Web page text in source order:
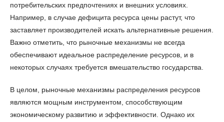
потребительских предпочтениях и внешних условиях.
Например, в случае дефицита ресурса цены растут, что
заставляет производителей искать альтернативные решения.
Важно отметить, что рыночные механизмы не всегда
обеспечивают идеальное распределение ресурсов, и в
некоторых случаях требуется вмешательство государства.
В целом, рыночные механизмы распределения ресурсов
являются мощным инструментом, способствующим
экономическому развитию и эффективности. Однако их